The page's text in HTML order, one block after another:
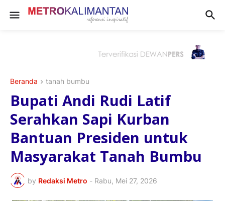
Beranda tanah bumbu
Bupati Andi Rudi Latif
Serahkan Sapi Kurban
Bantuan Presiden untuk
Masyarakat Tanah Bumbu
by Redaksi Metro - Rabu, Mei 27, 2026